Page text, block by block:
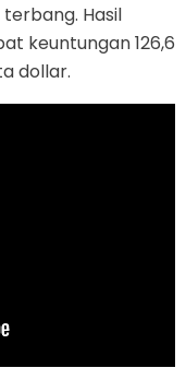
Hasil
keuntungan 126,6
dollar.